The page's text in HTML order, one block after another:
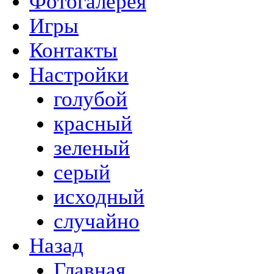
Игры
Контакты
Настройки
голубой
красный
зеленый
серый
исходный
случайно
Назад